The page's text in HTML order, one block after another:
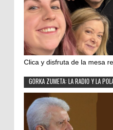
Clica y disfruta de la mesa
GORKA ZUMETA: LA RADIO Y LA